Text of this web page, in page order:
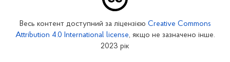
Весь контент доступний за ліцензією Creative Commons
Attribution 4.0 International license, якщо не зазначено інше.
2023 рік